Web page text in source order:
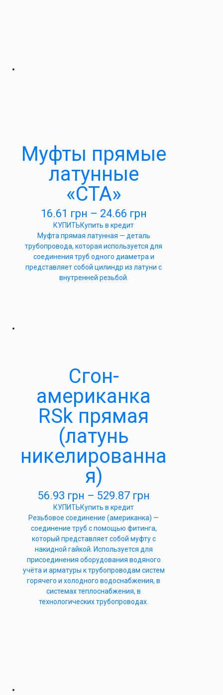
Муфты прямые
латунные
«СТА»
16.61 грн – 24.66 грн
КУПИТЬКупить в кредит
Муфта прямая латунная — деталь
трубопровода, которая используется для
соединения труб одного диаметра и
представляет собой цилиндр из латуни с
внутренней резьбой.
Сгон-
американка
RSk прямая
(латунь
никелированна
я)
56.93 грн – 529.87 грн
КУПИТЬКупить в кредит
Резьбовое соединение (американка) —
соединение труб с помощью фитинга,
который представляет собой муфту с
накидной гайкой. Используется для
присоединения оборудования водяного
учёта и арматуры к трубопроводам систем
горячего и холодного водоснабжения, в
системах теплоснабжения, в
технологических трубопроводах.